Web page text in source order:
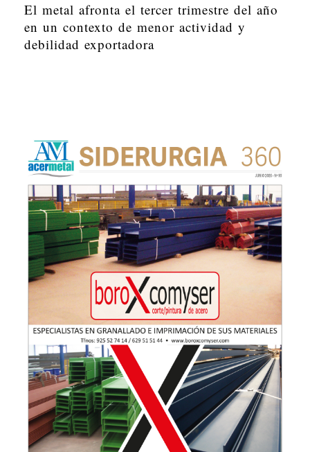
El metal afronta el tercer trimestre del año
en un contexto de menor actividad y
debilidad exportadora